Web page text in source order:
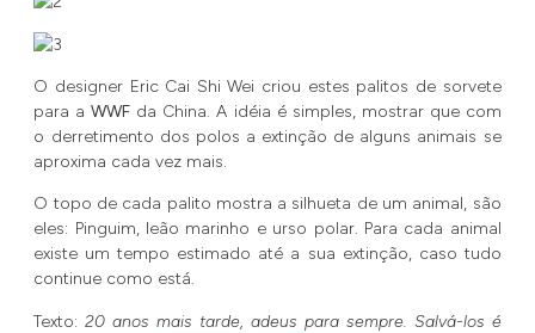
O designer Eric Cai Shi Wei criou estes palitos de sorvete
para aWWF da China. A idéia é simples, mostrar que com
o derretimento dos polos a extinção de alguns animais se
aproxima cada vez mais.
O topo de cada palito mostra a silhueta de um animal, são
eles: Pinguim, leão marinho e urso polar. Para cada animal
existe um tempo estimado até a sua extinção, caso tudo
continue como está.
Texto:20 anos mais tarde, adeus para sempre. Salvá-los é